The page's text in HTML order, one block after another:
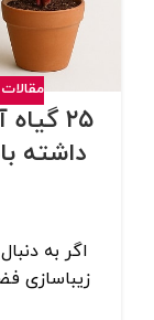
۲۵
داشته
اگر به
زیباسازی